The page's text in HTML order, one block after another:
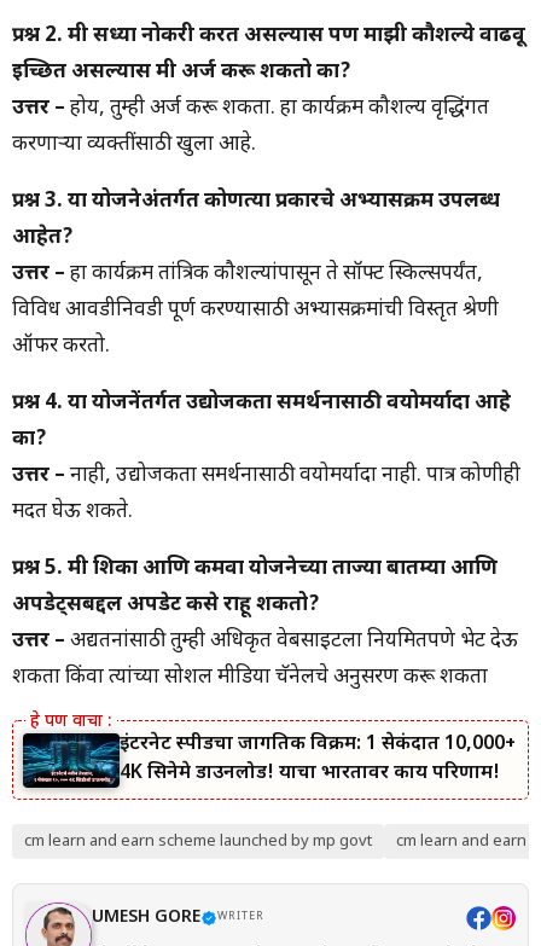
प्रश्न 2. मी सध्या नोकरी करत असल्यास पण माझी कौशल्ये वाढवू
इच्छित असल्यास मी अर्ज करू शकतो का?
उत्तर – होय, तुम्ही अर्ज करू शकता. हा कार्यक्रम कौशल्य वृद्धिंगत
करणाऱ्या व्यक्तींसाठी खुला आहे.
प्रश्न 3. या योजनेअंतर्गत कोणत्या प्रकारचे अभ्यासक्रम उपलब्ध
आहेत?
उत्तर – हा कार्यक्रम तांत्रिक कौशल्यांपासून ते सॉफ्ट स्किल्सपर्यंत,
विविध आवडीनिवडी पूर्ण करण्यासाठी अभ्यासक्रमांची विस्तृत श्रेणी
ऑफर करतो.
प्रश्न 4. या योजनेंतर्गत उद्योजकता समर्थनासाठी वयोमर्यादा आहे
का?
उत्तर – नाही, उद्योजकता समर्थनासाठी वयोमर्यादा नाही. पात्र कोणीही
मदत घेऊ शकते.
प्रश्न 5. मी शिका आणि कमवा योजनेच्या ताज्या बातम्या आणि
अपडेट्सबद्दल अपडेट कसे राहू शकतो?
उत्तर – अद्यतनांसाठी तुम्ही अधिकृत वेबसाइटला नियमितपणे भेट देऊ
शकता किंवा त्यांच्या सोशल मीडिया चॅनेलचे अनुसरण करू शकता
इंटरनेट स्पीडचा जागतिक विक्रम: 1 सेकंदात 10,000+
4K सिनेमे डाउनलोड! याचा भारतावर काय परिणाम!
cm learn and earn scheme launched by mp govt cm learn and earn
UMESH GORE WRITER